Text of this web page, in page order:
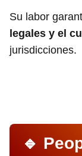
Su labor
legales y el
jurisdicciones.
🔹